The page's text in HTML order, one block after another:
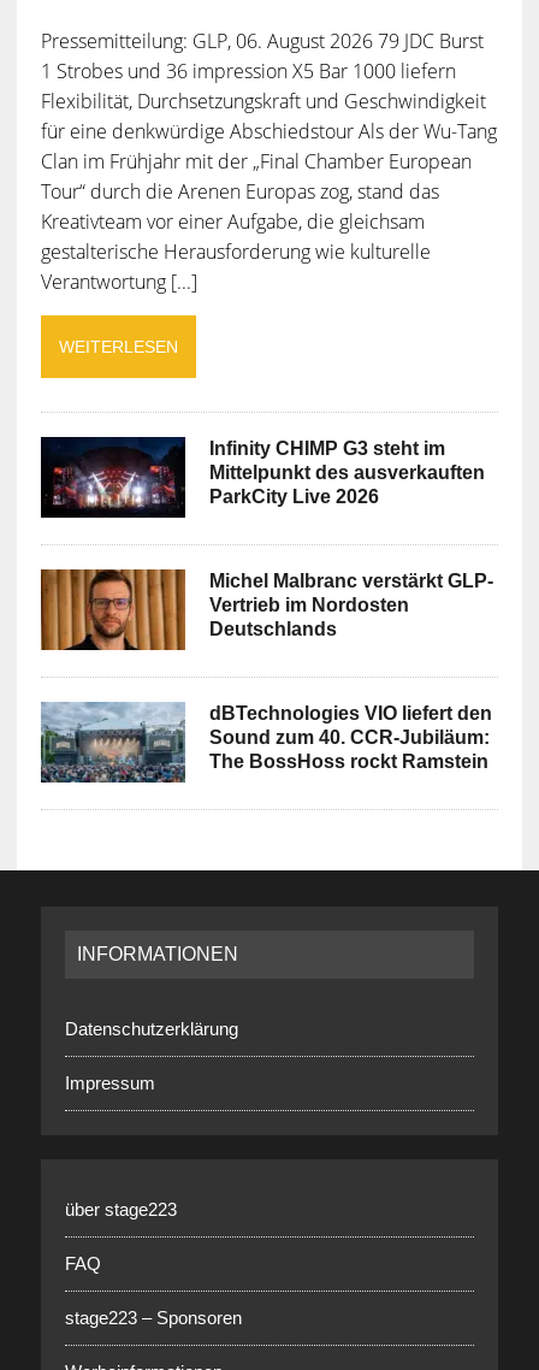
Pressemitteilung: GLP, 06. August 2026 79 JDC Burst
1 Strobes und 36 impression X5 Bar 1000 liefern
Flexibilität, Durchsetzungskraft und Geschwindigkeit
für eine denkwürdige Abschiedstour Als der Wu-Tang
Clan im Frühjahr mit der „Final Chamber European
Tour“ durch die Arenen Europas zog, stand das
Kreativteam vor einer Aufgabe, die gleichsam
gestalterische Herausforderung wie kulturelle
Verantwortung [...]
WEITERLESEN
Infinity CHIMP G3 steht im
Mittelpunkt des ausverkauften
ParkCity Live 2026
Michel Malbranc verstärkt GLP-
Vertrieb im Nordosten
Deutschlands
dBTechnologies VIO liefert den
Sound zum 40. CCR-Jubiläum:
The BossHoss rockt Ramstein
INFORMATIONEN
Datenschutzerklärung
Impressum
über stage223
FAQ
stage223 – Sponsoren